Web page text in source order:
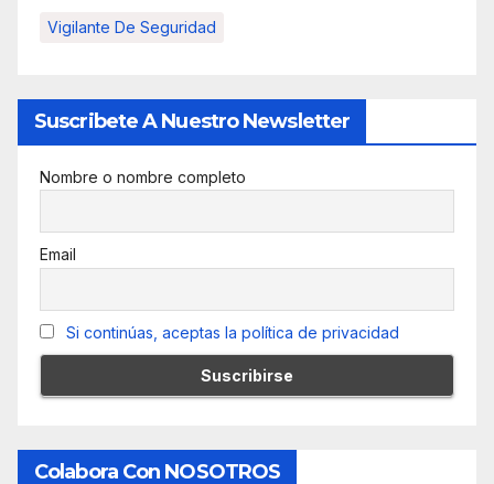
Vigilante De Seguridad
Suscribete A Nuestro Newsletter
Nombre o nombre completo
Email
Si continúas, aceptas la política de privacidad
Colabora Con NOSOTROS